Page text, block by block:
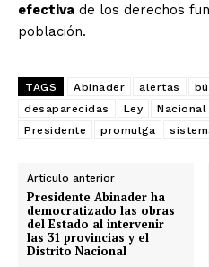
efectiva de los derechos
población.
TAGS Abinader alertas
desaparecidas
Ley Nacional
Presidente
promulga
Artículo anterior
Presidente Abinader ha
democratizado las obras
del Estado al intervenir
las 31 provincias y el
Distrito Nacional